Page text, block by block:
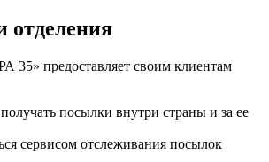
отделения
35» предоставляет своим клиентам
посылки внутри страны и за ее
сервисом отслеживания посылок